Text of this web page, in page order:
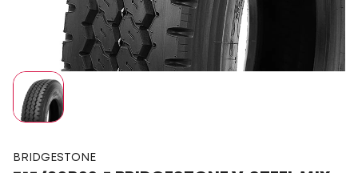
BRIDGESTONE